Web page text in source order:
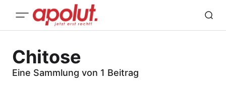
Chitose
Eine Sammlung von 1 Beitrag